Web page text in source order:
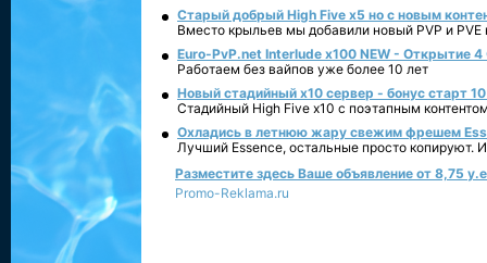
Старый добрый High Five x5 но с новым
Вместо крыльев мы добавили новый PVP и PVE
Euro-PvP.net Interlude х100 NEW - Открытие 4
Работаем без вайпов уже более 10 лет
Новый стадийный х10 сервер - бонус старт
Стадийный High Five x10 с поэтапным
Охладись в летнюю жару свежим фрешем
Лучший Essence, остальные просто копируют.
Разместите здесь Ваше объявление от 8,75
Promo-Reklama.ru